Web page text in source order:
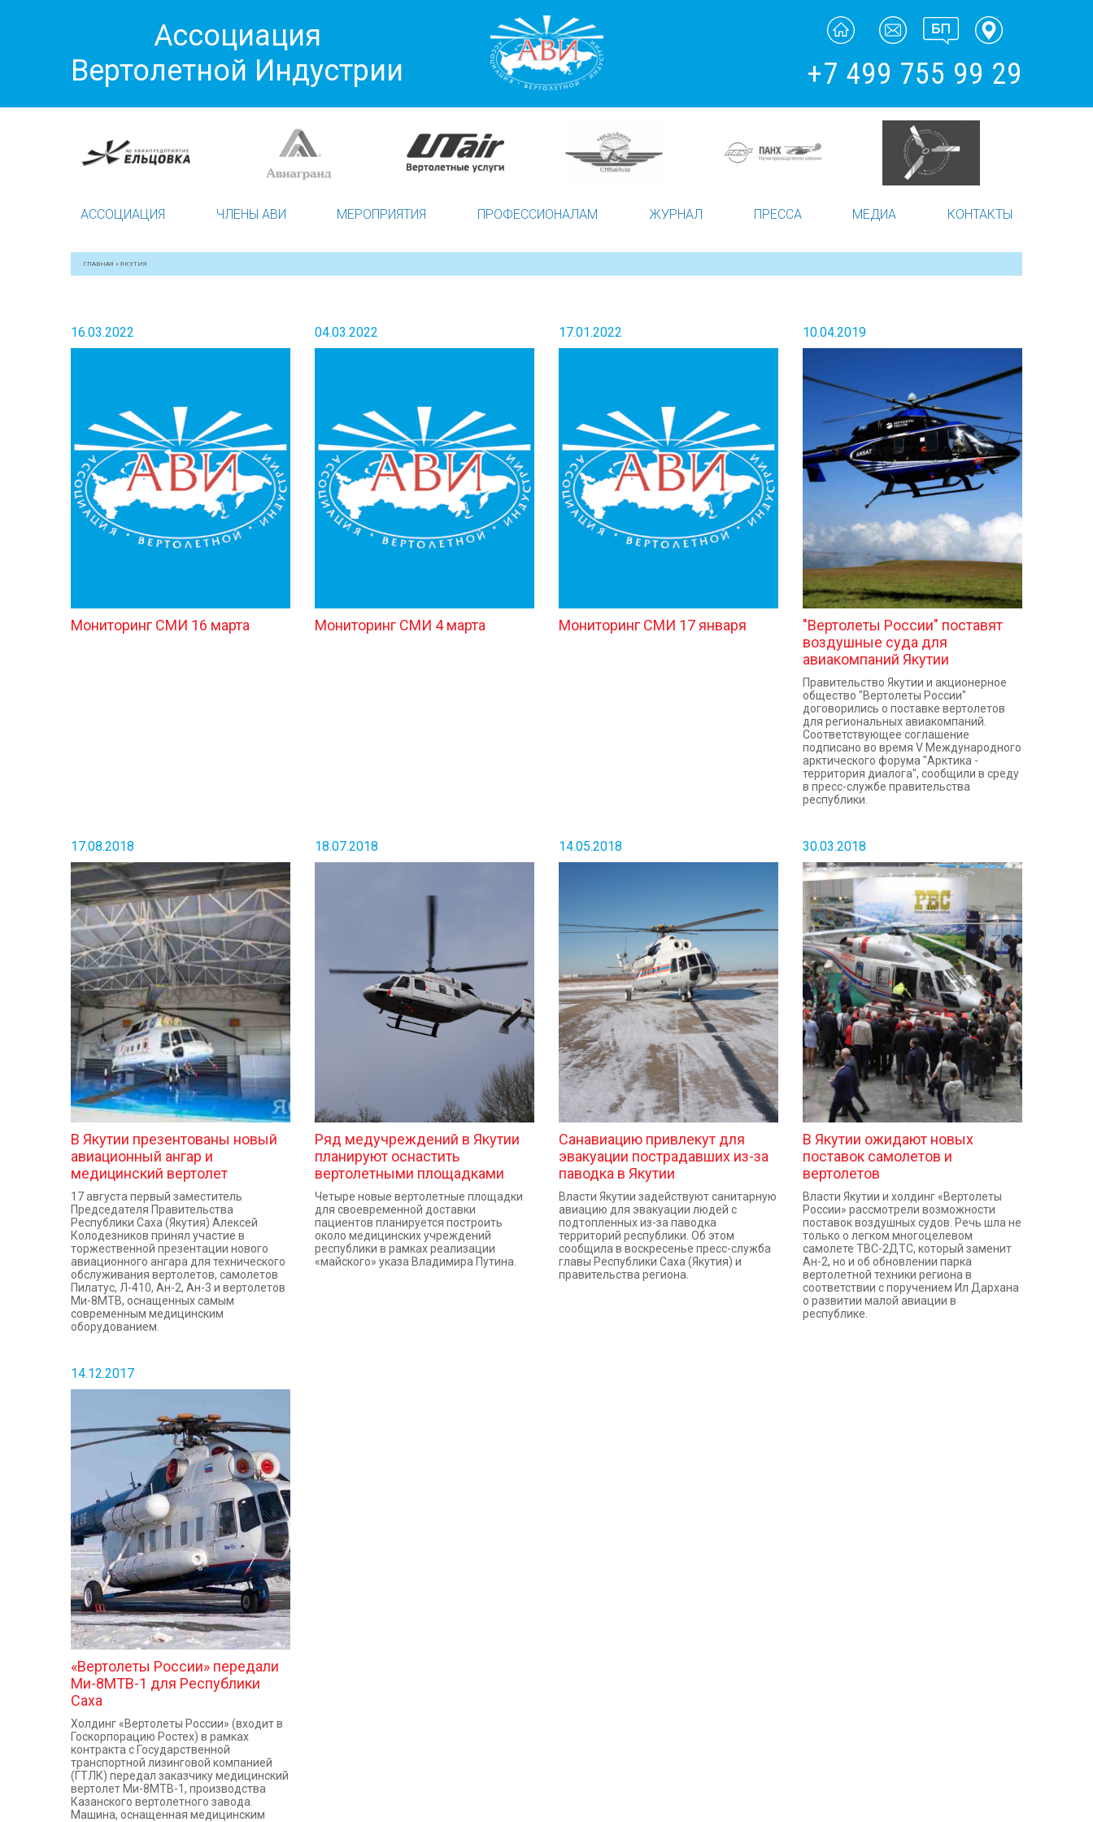
Ассоциация
Вертолетной Индустрии
+7 499 755 99 29
АССОЦИАЦИЯ ЧЛЕНЫ АВИ МЕРОПРИЯТИЯ ПРОФЕССИОНАЛАМ ЖУРНАЛ ПРЕССА МЕДИА КОНТАКТЫ
ГЛАВНАЯ » ЯКУТИЯ
16.03.2022
Мониторинг СМИ 16 марта
04.03.2022
Мониторинг СМИ 4 марта
17.01.2022
Мониторинг СМИ 17 января
10.04.2019
"Вертолеты России" поставят
воздушные суда для
авиакомпаний Якутии
Правительство Якутии и акционерное
общество "Вертолеты России"
договорились о поставке вертолетов
для региональных авиакомпаний.
Соответствующее соглашение
подписано во время V Международного
арктического форума "Арктика -
территория диалога", сообщили в среду
в пресс-службе правительства
республики.
17.08.2018
В Якутии презентованы новый
авиационный ангар и
медицинский вертолет
17 августа первый заместитель
Председателя Правительства
Республики Саха (Якутия) Алексей
Колодезников принял участие в
торжественной презентации нового
авиационного ангара для технического
обслуживания вертолетов, самолетов
Пилатус, Л-410, Ан-2, Ан-3 и вертолетов
Ми-8МТВ, оснащенных самым
современным медицинским
оборудованием.
18.07.2018
Ряд медучреждений в Якутии
планируют оснастить
вертолетными площадками
Четыре новые вертолетные площадки
для своевременной доставки
пациентов планируется построить
около медицинских учреждений
республики в рамках реализации
«майского» указа Владимира Путина.
14.05.2018
Санавиацию привлекут для
эвакуации пострадавших из-за
паводка в Якутии
Власти Якутии задействуют санитарную
авиацию для эвакуации людей с
подтопленных из-за паводка
территорий республики. Об этом
сообщила в воскресенье пресс-служба
главы Республики Саха (Якутия) и
правительства региона.
30.03.2018
В Якутии ожидают новых
поставок самолетов и
вертолетов
Власти Якутии и холдинг «Вертолеты
России» рассмотрели возможности
поставок воздушных судов. Речь шла не
только о легком многоцелевом
самолете ТВС-2ДТС, который заменит
Ан-2, но и об обновлении парка
вертолетной техники региона в
соответствии с поручением Ил Дархана
о развитии малой авиации в
республике.
14.12.2017
«Вертолеты России» передали
Ми-8МТВ-1 для Республики
Саха
Холдинг «Вертолеты России» (входит в
Госкорпорацию Ростех) в рамках
контракта с Государственной
транспортной лизинговой компанией
(ГТЛК) передал заказчику медицинский
вертолет Ми-8МТВ-1, производства
Казанского вертолетного завода.
Машина, оснащенная медицинским